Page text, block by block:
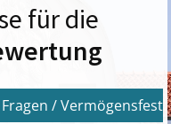
für die
/